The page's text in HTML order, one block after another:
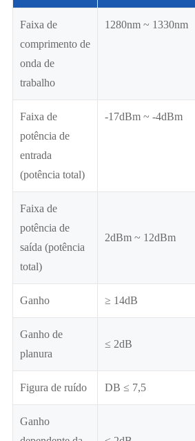
Faixa de
comprimento de
onda de
trabalho
1280nm ~ 1330nm
Faixa de
potência de
entrada
(potência total)
-17dBm ~ -4dBm
Faixa de
potência de
saída (potência
total)
2dBm ~ 12dBm
Ganho ≥ 14dB
Ganho de
planura
≤ 2dB
Figura de ruído DB ≤ 7,5
Ganho